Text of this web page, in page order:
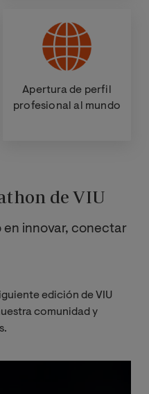
Apertura de perfil
profesional al mundo
de VIU
en innovar, conectar
edición de VIU
comunidad y